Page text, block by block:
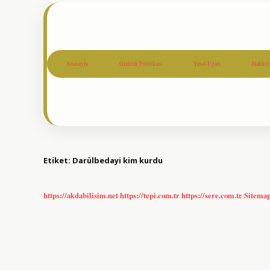
Anasayfa Gizlilik Politikası Yasal Uyarı
Etiket: Darülbedayi kim kurdu
https://akdabilisim.nethttps://tepi.com.trhttps://sere.com.tr